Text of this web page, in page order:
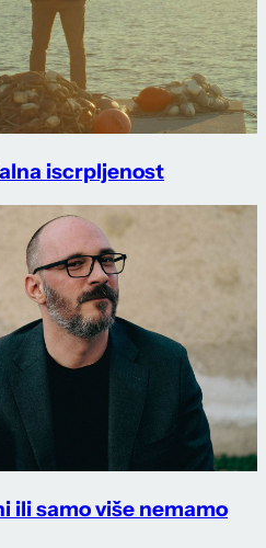
iscrpljenost
ili samo više nemamo